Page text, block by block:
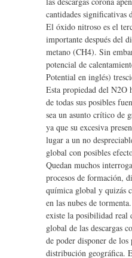
cantidades
El óxido nitroso es el
importante después del
metano (CH4). Sin
potencial de
Potential en inglés)
Esta propiedad del N2O
de todas sus posibles
sea un asunto crítico de
ya que su excesiva
lugar a un no
global con posibles
Quedan muchos
procesos de formación,
química global y quizás
en las nubes de
existe la posibilidad real
global de las descargas
de poder disponer de
distribución geográfica.